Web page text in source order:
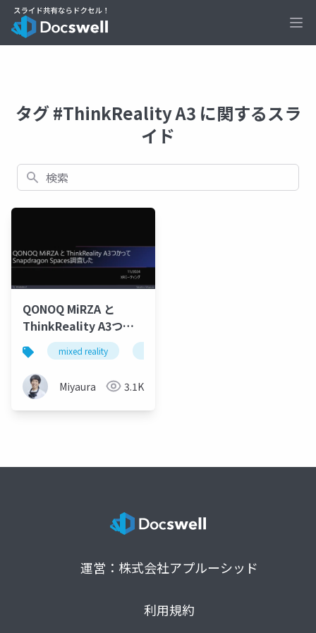
タグ #ThinkReality A3 に関するスラ
イド
検索
QONOQ MiRZA と
ThinkReality A3つか
ってSnapdragon
Spaces調査した
mixed reality
Miyaura 3.1K
運営：株式会社アプルーシッド
利用規約